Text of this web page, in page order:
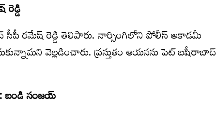
సీపీ రమేష్ రెడ్డి తెలిపారు. నార్సింగిలోని పోలీస్ అకాడమీ
వెల్లడించారు. ప్రస్తుతం ఆయనను పెట్ బషీరాబాద్
బండి సంజయ్‌